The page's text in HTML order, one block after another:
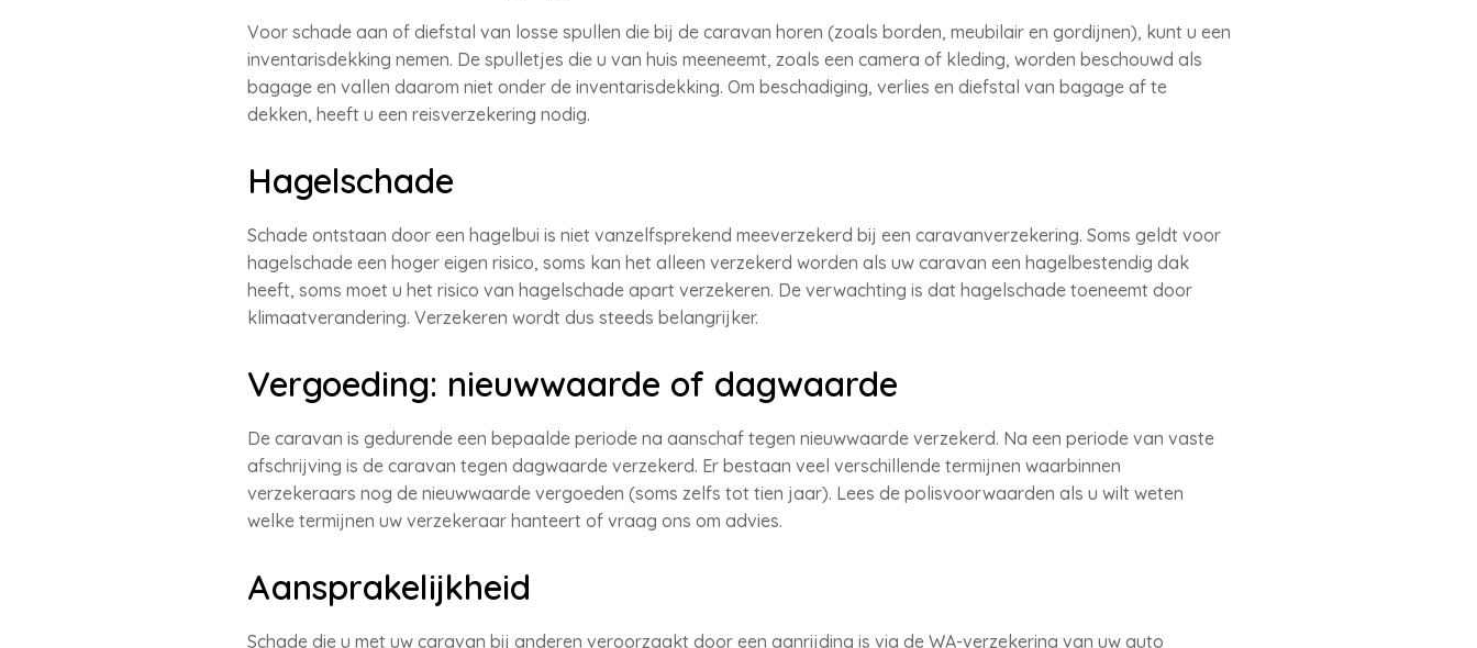
Voor schade aan of diefstal van losse spullen die bij de caravan horen (zoals borden, meubilair en gordijnen), kunt u een
inventarisdekking nemen. De spulletjes die u van huis meeneemt, zoals een camera of kleding, worden beschouwd als
bagage en vallen daarom niet onder de inventarisdekking. Om beschadiging, verlies en diefstal van bagage af te
dekken, heeft u een reisverzekering nodig.
Hagelschade
Schade ontstaan door een hagelbui is niet vanzelfsprekend meeverzekerd bij een caravanverzekering. Soms geldt voor
hagelschade een hoger eigen risico, soms kan het alleen verzekerd worden als uw caravan een hagelbestendig dak
heeft, soms moet u het risico van hagelschade apart verzekeren. De verwachting is dat hagelschade toeneemt door
klimaatverandering. Verzekeren wordt dus steeds belangrijker.
Vergoeding: nieuwwaarde of dagwaarde
De caravan is gedurende een bepaalde periode na aanschaf tegen nieuwwaarde verzekerd. Na een periode van vaste
afschrijving is de caravan tegen dagwaarde verzekerd. Er bestaan veel verschillende termijnen waarbinnen
verzekeraars nog de nieuwwaarde vergoeden (soms zelfs tot tien jaar). Lees de polisvoorwaarden als u wilt weten
welke termijnen uw verzekeraar hanteert of vraag ons om advies.
Aansprakelijkheid
Schade die u met uw caravan bij anderen veroorzaakt door een aanrijding is via de WA-verzekering van uw auto